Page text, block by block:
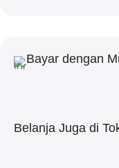
Bayar dengan
Belanja Juga di